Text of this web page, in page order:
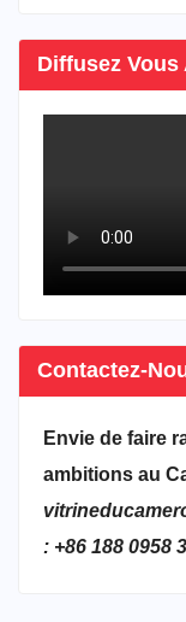
Diffusez
Contactez-
Envie de faire
ambitions au
: +86 188 0958